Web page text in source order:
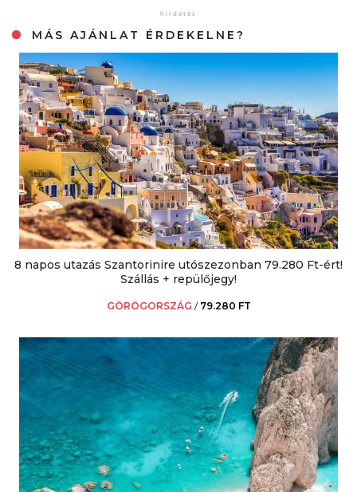
MÁS AJÁNLAT ÉRDEKELNE?
8 napos utazás Szantorinire utószezonban 79.280 Ft-ért!
Szállás + repülőjegy!
GÖRÖGORSZÁG / 79.280 FT